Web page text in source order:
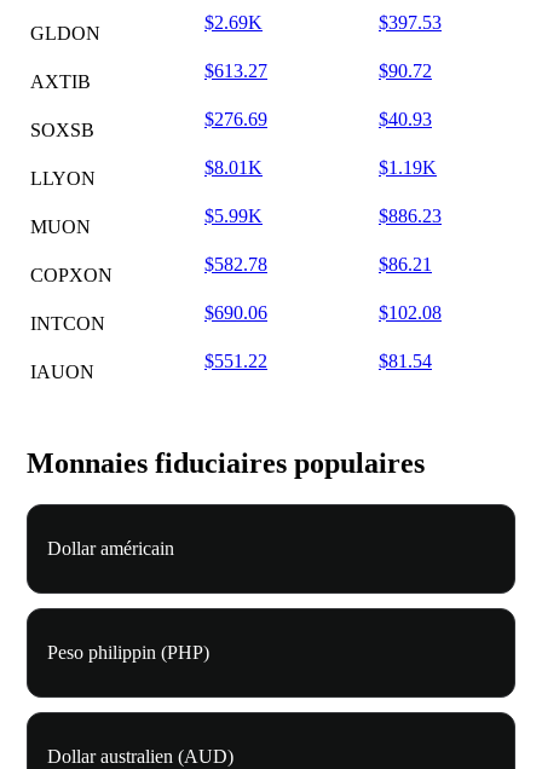
GLDON
$2.69K $397.53
AXTIB
$613.27 $90.72
SOXSB
$276.69 $40.93
LLYON
$8.01K $1.19K
MUON
$5.99K $886.23
COPXON
$582.78 $86.21
INTCON
$690.06 $102.08
IAUON
$551.22 $81.54
Monnaies fiduciaires populaires
Dollar américain
Peso philippin (PHP)
Dollar australien (AUD)